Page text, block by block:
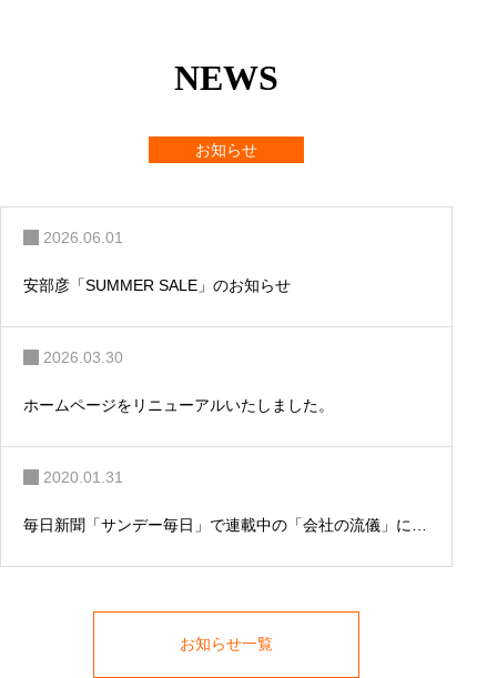
NEWS
お知らせ
2026.06.01
安部彦「SUMMER SALE」のお知らせ
2026.03.30
ホームページをリニューアルいたしました。
2020.01.31
毎日新聞「サンデー毎日」で連載中の「会社の流儀」に
お知らせ一覧